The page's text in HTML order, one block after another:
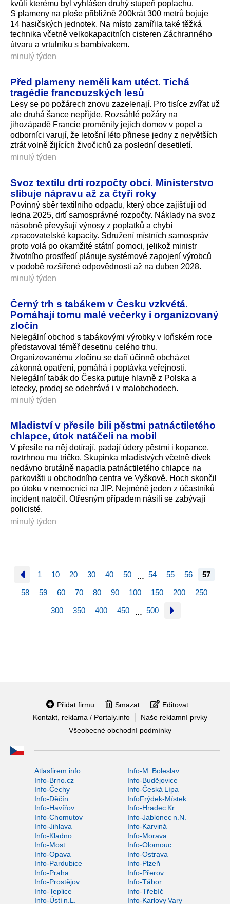
kvůli kterému byl vyhlášen druhý stupeň poplachu.
S plameny na ploše přibližně 200krát 300 metrů bojuje
14 hasičských jednotek. Na místo zamířila také těžká
technika včetně velkokapacitních cisteren Záchranného
útvaru a vrtulníku s bambivakem.
minulý týden
Před plameny neměli kam utéct. Tichá
tragédie francouzských lesů
Lesy se po požárech znovu zazelenají. Pro tisíce zvířat už
ale druhá šance nepřijde. Rozsáhlé požáry na
jihozápadě Francie proměnily jejich domov v popel a
odborníci varují, že letošní léto přinese jedny z největších
ztrát volně žijících živočichů za poslední desetiletí.
minulý týden
Svoz textilu drtí rozpočty obcí. Ministerstvo
slibuje nápravu až za čtyři roky
Povinný sběr textilního odpadu, který obce zajišťují od
ledna 2025, drtí samosprávné rozpočty. Náklady na svoz
násobně převyšují výnosy z poplatků a chybí
zpracovatelské kapacity. Sdružení místních samospráv
proto volá po okamžité státní pomoci, jelikož ministr
životního prostředí plánuje systémové zapojení výrobců
v podobě rozšířené odpovědnosti až na duben 2028.
minulý týden
Černý trh s tabákem v Česku vzkvétá.
Pomáhají tomu malé večerky i organizovaný
zločin
Nelegální obchod s tabákovými výrobky v loňském roce
představoval téměř desetinu celého trhu.
Organizovanému zločinu se daří účinně obcházet
zákonná opatření, pomáhá i poptávka veřejnosti.
Nelegální tabák do Česka putuje hlavně z Polska a
letecky, prodej se odehrává i v malobchodech.
minulý týden
Mladiství v přesile bili pěstmi patnáctiletého
chlapce, útok natáčeli na mobil
V přesile na něj dotírají, padají údery pěstmi i kopance,
roztrhnou mu tričko. Skupinka mladistvých včetně dívek
nedávno brutálně napadla patnáctiletého chlapce na
parkovišti u obchodního centra ve Vyškově. Hoch skončil
po útoku v nemocnici na JIP. Nejméně jeden z účastníků
incident natočil. Otřesným případem násilí se zabývají
policisté.
minulý týden
1 10 20 30 40 50 … 54 55 56 57
58 59 60 70 80 90 100 150 200 250
300 350 400 450 … 500
Přidat firmu Smazat
Editovat
Kontakt, reklama / Portaly.info
Naše reklamní prvky
Všeobecné obchodní podmínky
Atlasfirem.info
Info-M. Boleslav
Info-Brno.cz
Info-Budějovice
Info-Čechy
Info-Česká Lípa
Info-Děčín
InfoFrýdek-Místek
Info-Havířov
Info-Hradec Kr.
Info-Chomutov
Info-Jablonec n.N.
Info-Jihlava
Info-Karviná
Info-Kladno
Info-Morava
Info-Most
Info-Olomouc
Info-Opava
Info-Ostrava
Info-Pardubice
Info-Plzeň
Info-Praha
Info-Přerov
Info-Prostějov
Info-Tábor
Info-Teplice
Info-Třebíč
Info-Ústí n.L.
Info-Karlovy Vary